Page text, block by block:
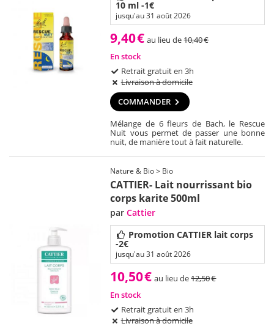
10 ml -1€
jusqu'au 31 août 2026
9,40€ au lieu de10,40€
En stock
Retrait gratuit en 3h
Livraison à domicile
COMMANDER
Mélange de 6 fleurs de Bach, le Rescue
Nuit vous permet de passer une bonne
nuit, de manière tout à fait naturelle.
Nature & Bio > Bio
CATTIER- Lait nourrissant bio
corps karite 500ml
parCattier
Promotion CATTIER lait corps
-2€
jusqu'au 31 août 2026
10,50€ au lieu de12,50€
En stock
Retrait gratuit en 3h
Livraison à domicile